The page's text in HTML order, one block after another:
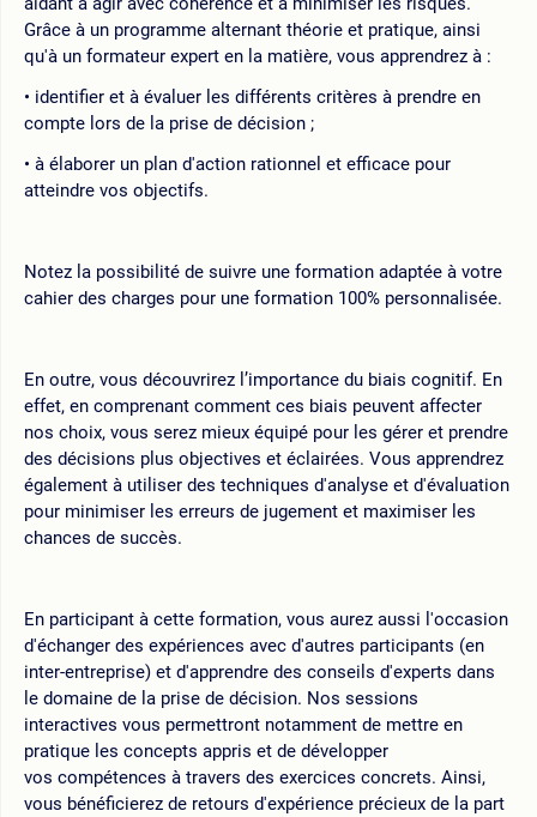
Grâce à un programme alternant théorie et pratique, ainsi
qu'à un formateur expert en la matière, vous apprendrez à :
identifier et à évaluer les différents critères à prendre en
compte lors de la prise de décision ;
à élaborer un plan d'action rationnel et efficace pour
atteindre vos objectifs.
Notez la possibilité de suivre une formation adaptée à votre
cahier des charges pour une formation 100% personnalisée.
En outre, vous découvrirez l’importance du biais cognitif. En
effet, en comprenant comment ces biais peuvent affecter
nos choix, vous serez mieux équipé pour les gérer et prendre
des décisions plus objectives et éclairées. Vous apprendrez
également à utiliser des techniques d'analyse et d'évaluation
pour minimiser les erreurs de jugement et maximiser les
chances de succès.
En participant à cette formation, vous aurez aussi l'occasion
d'échanger des expériences avec d'autres participants (en
inter-entreprise) et d'apprendre des conseils d'experts dans
le domaine de la prise de décision. Nos sessions
interactives vous permettront notamment de mettre en
pratique les concepts appris et de développer
vos compétences à travers des exercices concrets. Ainsi,
vous bénéficierez de retours d'expérience précieux de la part